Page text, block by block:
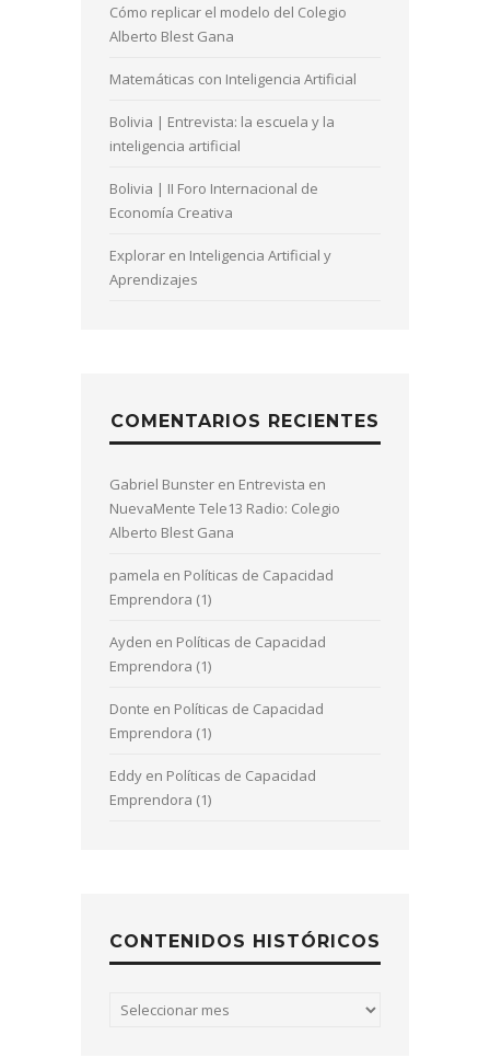
Cómo replicar el modelo del Colegio
Alberto Blest Gana
Matemáticas con Inteligencia Artificial
Bolivia | Entrevista: la escuela y la
inteligencia artificial
Bolivia | II Foro Internacional de
Economía Creativa
Explorar en Inteligencia Artificial y
Aprendizajes
COMENTARIOS RECIENTES
Gabriel Bunster en Entrevista en
NuevaMente Tele13 Radio: Colegio
Alberto Blest Gana
pamela en Políticas de Capacidad
Emprendora (1)
Ayden en Políticas de Capacidad
Emprendora (1)
Donte en Políticas de Capacidad
Emprendora (1)
Eddy en Políticas de Capacidad
Emprendora (1)
CONTENIDOS HISTÓRICOS
Contenidos